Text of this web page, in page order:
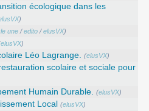
écologique dans les
)
une /edito /elusVX)
elusVX)
Léo Lagrange. (elusVX)
scolaire et sociale pour
Humain Durable. (elusVX)
Local (elusVX)